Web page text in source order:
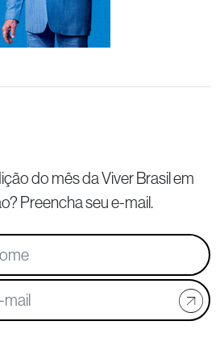
do mês da Viver Brasilem
Preencha seu e-mail.